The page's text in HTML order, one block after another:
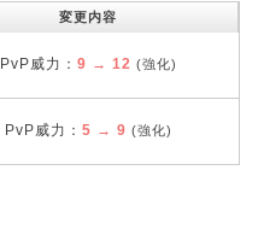
変更内容
PvP威力： 9 → 12 (強化)
PvP威力： 5 → 9 (強化)